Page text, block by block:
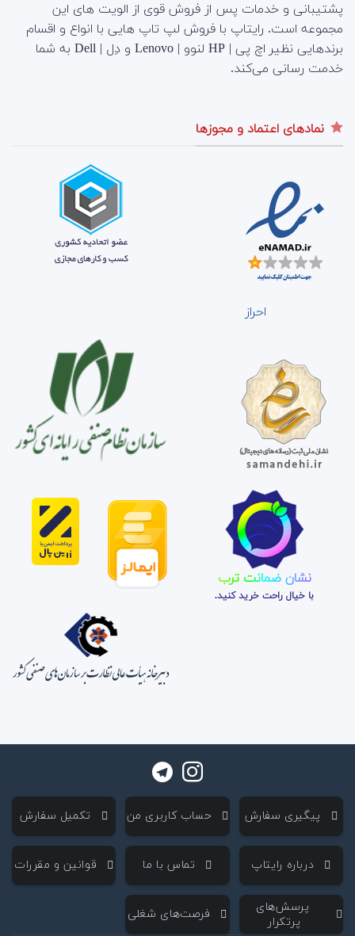
پشتیبانی و خدمات پس از فروش قوی از الویت های این
مجموعه است. رایتاپ با فروش لپ تاپ هایی با انواع و اقسام
برندهایی نظیر اچ پی | HP لنوو | Lenovo و دِل | Dell به شما
خدمت رسانی می‌کند.
نمادهای اعتماد و مجوزها
احراز
نشان ضمانت ترب
با خیال راحت خرید کنید.
‌ پیگیری سفارش ‌ حساب کاربری من ‌ تکمیل سفارش
‌ درباره رایتاپ ‌ تماس با ما ‌ قوانین و مقررات
‌ پرسش‌های
پرتکرار
‌ فرصت‌های شغلی